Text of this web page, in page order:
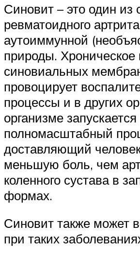
Синовит – это один из
ревматоидного артрита
аутоиммунной
природы. Хроническое
синовиальных
провоцирует
процессы и в других
организме запускается
полномасштабный
доставляющий
меньшую боль, чем
коленного сустава в
формах.
Синовит также может
при таких